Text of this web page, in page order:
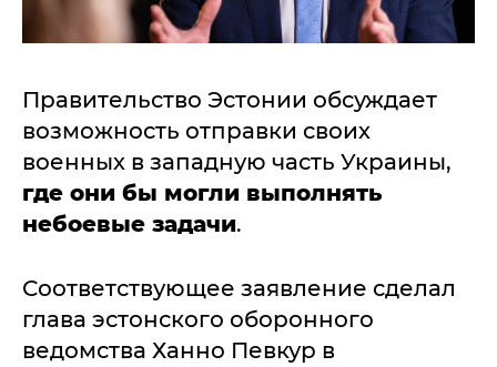
Правительство Эстонии обсуждает
возможность отправки своих
военных в западную часть Украины,
где они бы могли выполнять
небоевые задачи.
Соответствующее заявление сделал
глава эстонского оборонного
ведомства Ханно Певкур в